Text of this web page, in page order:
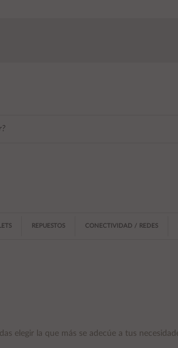
REPUESTOS CONECTIVIDAD / REDES
elegir la que más se adecúe a tus